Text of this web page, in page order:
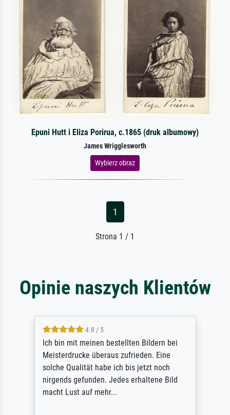
Epuni Hutt i Eliza Porirua, c.1865 (druk albumowy)
James Wrigglesworth
Wybierz obraz
1
Strona 1 / 1
Opinie naszych Klientów
4.8 / 5
Ich bin mit meinen bestellten Bildern bei
Meisterdrucke überaus zufrieden. Eine
solche Qualität habe ich bis jetzt noch
nirgends gefunden. Jedes erhaltene Bild
macht Lust auf mehr...